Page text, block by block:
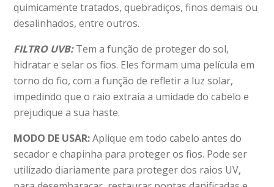
quimicamente tratados, quebradiços, finos demais ou
desalinhados, entre outros.
FILTRO UVB:Tem a função de proteger do sol,
hidratar e selar os fios. Eles formam uma película em
torno do fio, com a função de refletir a luz solar,
impedindo que o raio extraia a umidade do cabelo e
prejudique a sua haste.
MODO DE USAR:Aplique em todo cabelo antes do
secador e chapinha para proteger os fios. Pode ser
utilizado diariamente para proteger dos raios UV,